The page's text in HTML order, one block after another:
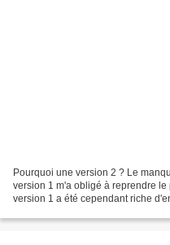
Pourquoi une version 2 ? Le
version 1 m'a obligé à reprendre
version 1 a été cependant riche